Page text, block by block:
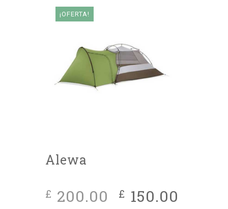
¡OFERTA!
Alewa
£ 200.00 El
£ 150.00